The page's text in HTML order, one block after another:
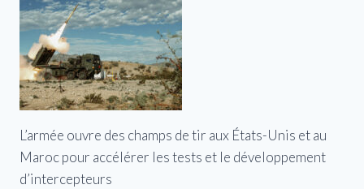
L’armée ouvre des champs de tir aux États-Unis et au
Maroc pour accélérer les tests et le développement
d’intercepteurs